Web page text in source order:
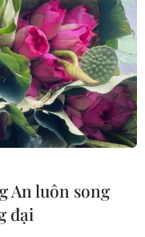
chạy đua
thống Trump và
tranh luận thứ hai
An luôn song
đại